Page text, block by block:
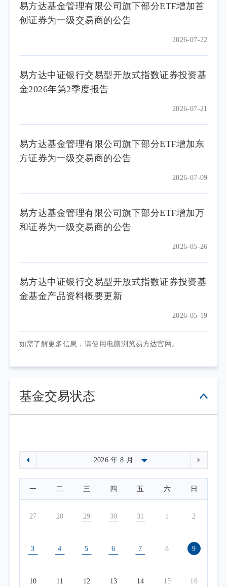
易方达基金管理有限公司旗下部分ETF增加首
创证券为一级交易商的公告
2026-07-22
易方达中证银行交易型开放式指数证券投资基
金2026年第2季度报告
2026-07-21
易方达基金管理有限公司旗下部分ETF增加东
方证券为一级交易商的公告
2026-07-09
易方达基金管理有限公司旗下部分ETF增加万
和证券为一级交易商的公告
2026-05-26
易方达中证银行交易型开放式指数证券投资基
金基金产品资料概要更新
2026-05-19
如需了解更多信息，请使用电脑浏览易方达官网。
基金交易状态
一 二 三 四 五 六 日
27 28 29 30 31 1 2
3 4 5 6 7 8 9
10 11 12 13 14 15 16